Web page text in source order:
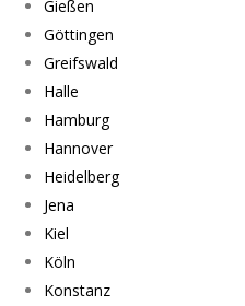
Gießen
Göttingen
Greifswald
Halle
Hamburg
Hannover
Heidelberg
Jena
Kiel
Köln
Konstanz